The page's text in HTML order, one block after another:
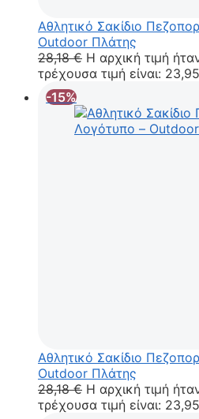
Aθλητικό Σακίδιο
Outdoor Πλάτης
28,18€ Η αρχική τιμή
τρέχουσα τιμή είναι:
-15%
Aθλητικό Σακίδιο
Outdoor Πλάτης
28,18€ Η αρχική τιμή
τρέχουσα τιμή είναι: